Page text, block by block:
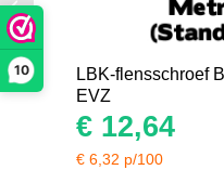
10
LBK-flensschroef
EVZ
€ 12,64
€ 6,32 p/100
groen 5x40x2000mm